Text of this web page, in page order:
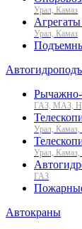
Урал, Камаз
Агрегаты
Урал, Камаз
Рычажно-
ГАЗ, МАЗ,
Урал,
Урал,
ГАЗ
Автокраны